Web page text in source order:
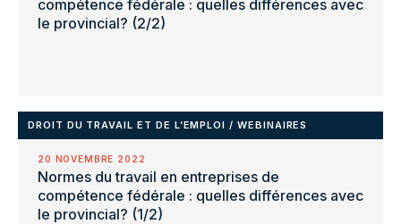
compétence fédérale : quelles différences avec
le provincial? (2/2)
DROIT DU TRAVAIL ET DE L’EMPLOI / WEBINAIRES
20 NOVEMBRE 2022
Normes du travail en entreprises de
compétence fédérale : quelles différences avec
le provincial? (1/2)